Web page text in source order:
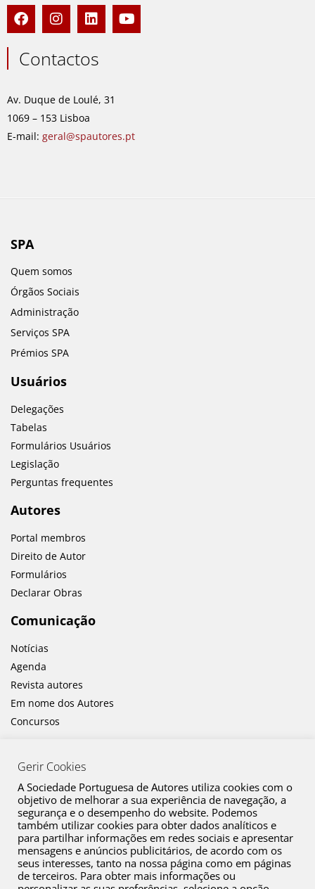
F
a
c
e
b
o
k
I
n
s
t
a
r
a
m
L
i
n
k
e
i
n
Y
o
u
Contactos
Av. Duque de Loulé, 31
1069 – 153 Lisboa
E-mail: geral@spautores.pt
SPA
Quem somos
Órgãos Sociais
Administração
Serviços SPA
Prémios SPA
Usuários
Delegações
Tabelas
Formulários Usuários
Legislação
Perguntas frequentes
Autores
Portal membros
Direito de Autor
Formulários
Declarar Obras
Comunicação
Notícias
Agenda
Revista autores
Em nome dos Autores
Concursos
Canal de Denúncia
Plano de Prevenção de Riscos de Corrupção e Infrações Conexas
Política de Privacidade
Gerir Cookies
A Sociedade Portuguesa de Autores utiliza cookies com o
objetivo de melhorar a sua experiência de navegação, a
segurança e o desempenho do website. Podemos
também utilizar cookies para obter dados analíticos e
para partilhar informações em redes sociais e apresentar
mensagens e anúncios publicitários, de acordo com os
seus interesses, tanto na nossa página como em páginas
de terceiros. Para obter mais informações ou